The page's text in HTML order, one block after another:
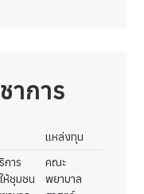
าการ
แหล่งทุน
การ
ห้ชุมชน
คณะ
พยาบาล